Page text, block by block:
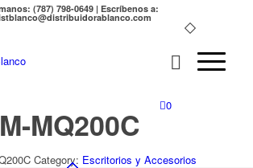
(787) 798-0649 | Escríbenos a:
0
MQ200C
Category: Escritorios y Accesorios